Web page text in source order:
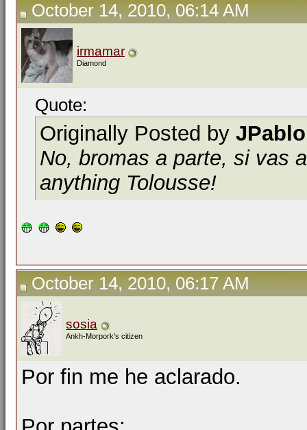
October 14, 2010, 06:14 AM
irmamar
Diamond
Quote:
Originally Posted by JPablo
No, bromas a parte, si vas
anything Tolousse!
October 14, 2010, 06:17 AM
sosia
Ankh-Morpork's citizen
Por fin me he aclarado.